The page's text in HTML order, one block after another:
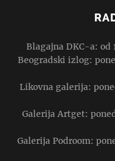
Blagajna DKC-a: od
Beogradski izlog:
Likovna galerija:
Galerija Artget:
Galerija Podroom: